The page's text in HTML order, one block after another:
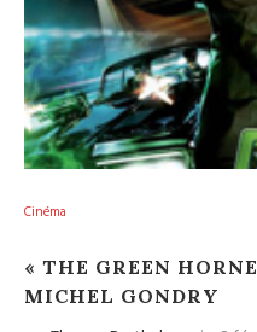
Cinéma
« THE GREEN
MICHEL GONDRY